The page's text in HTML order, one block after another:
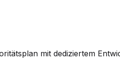
mit dediziertem